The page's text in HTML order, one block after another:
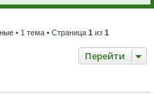
• 1 тема • Страница 1 из 1
Перейти